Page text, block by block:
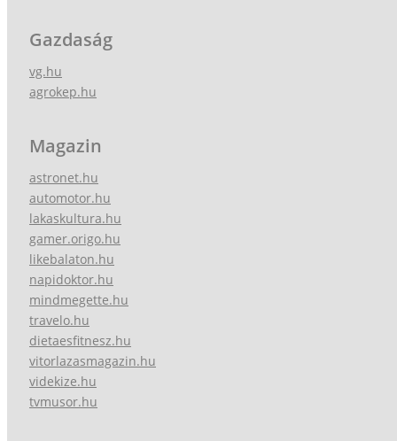
Gazdaság
vg.hu
agrokep.hu
Magazin
astronet.hu
automotor.hu
lakaskultura.hu
gamer.origo.hu
likebalaton.hu
napidoktor.hu
mindmegette.hu
travelo.hu
dietaesfitnesz.hu
vitorlazasmagazin.hu
videkize.hu
tvmusor.hu